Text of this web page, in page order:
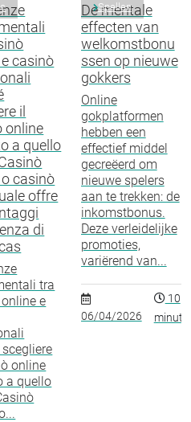
casinò
il
online
a quello
casinò
offre
di
tra
e
scegliere
online
a quello
Spellen
De mentale
effecten van
welkomstbonu
ssen op nieuwe
gokkers
Online
gokplatformen
hebben een
effectief middel
gecreëerd om
nieuwe spelers
aan te trekken: de
inkomstbonus.
Deze verleidelijke
promoties,
variërend van...
06/04/2026
10